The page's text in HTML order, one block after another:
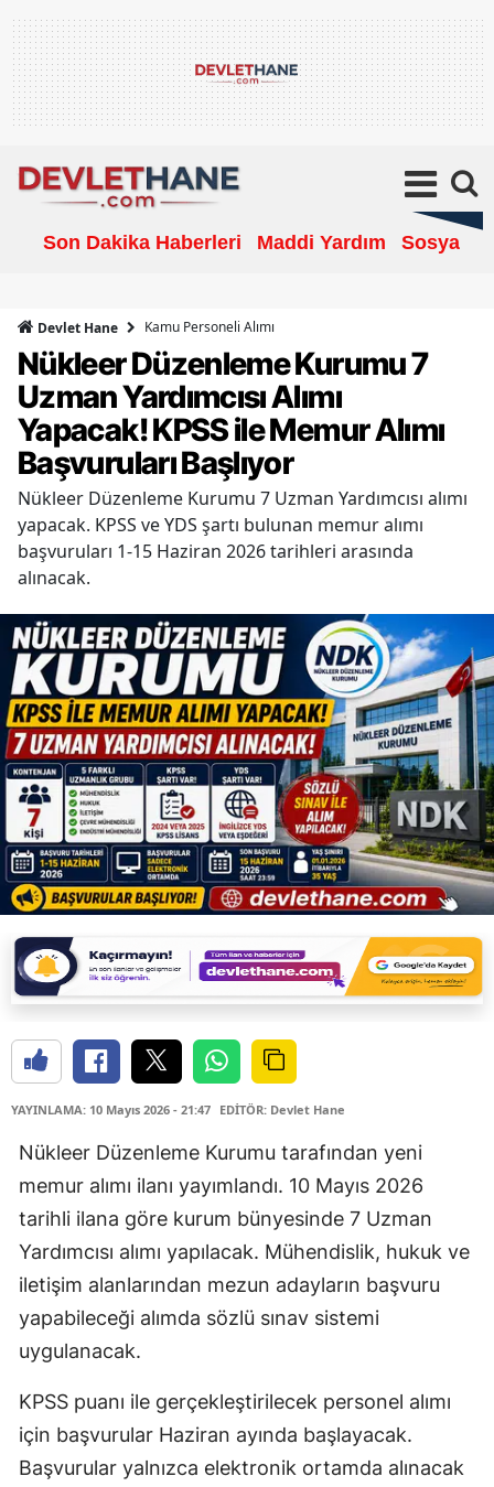
Son Dakika Haberleri Maddi Yardım Sosyal
Devlet Hane Kamu Personeli Alımı
Nükleer Düzenleme Kurumu 7
Uzman Yardımcısı Alımı
Yapacak! KPSS ile Memur Alımı
Başvuruları Başlıyor
Nükleer Düzenleme Kurumu 7 Uzman Yardımcısı alımı
yapacak. KPSS ve YDS şartı bulunan memur alımı
başvuruları 1-15 Haziran 2026 tarihleri arasında
alınacak.
YAYINLAMA: 10 Mayıs 2026 - 21:47 EDİTÖR: Devlet Hane
Nükleer Düzenleme Kurumu tarafından yeni
memur alımı ilanı yayımlandı. 10 Mayıs 2026
tarihli ilana göre kurum bünyesinde 7 Uzman
Yardımcısı alımı yapılacak. Mühendislik, hukuk ve
iletişim alanlarından mezun adayların başvuru
yapabileceği alımda sözlü sınav sistemi
uygulanacak.
KPSS puanı ile gerçekleştirilecek personel alımı
için başvurular Haziran ayında başlayacak.
Başvurular yalnızca elektronik ortamda alınacak